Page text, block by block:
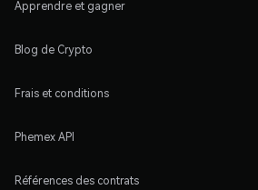
Apprendre et gagner
Blog de Crypto
Frais et conditions
Phemex API
Références des contrats